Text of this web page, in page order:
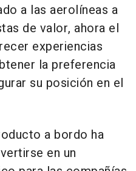
a las aerolíneas a
de valor, ahora el
experiencias
la preferencia
su posición en el
a bordo ha
en un